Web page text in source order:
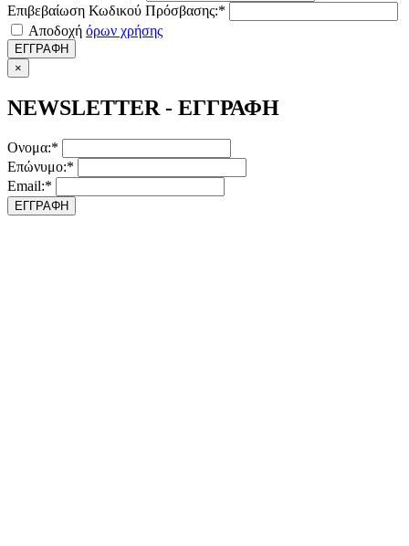
Επιβεβαίωση Κωδικού Πρόσβασης:*
Αποδοχή όρων χρήσης
ΕΓΓΡΑΦΗ
×
NEWSLETTER - ΕΓΓΡΑΦΗ
Ονομα:*
Επώνυμο:*
Email:*
ΕΓΓΡΑΦΗ